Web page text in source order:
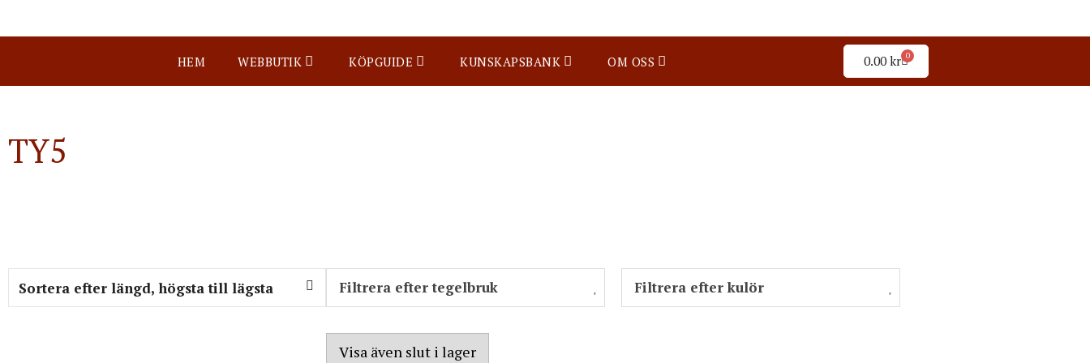
HEM WEBBUTIK KÖPGUIDE KUNSKAPSBANK OM OSS 0.00kr 0
TY5
Filtrera efter tegelbruk Filtrera efter kulör
Visa även slut i lager